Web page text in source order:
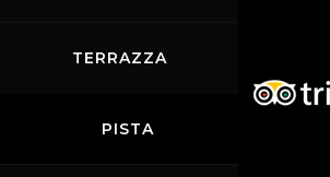
TERRAZZA
PISTA